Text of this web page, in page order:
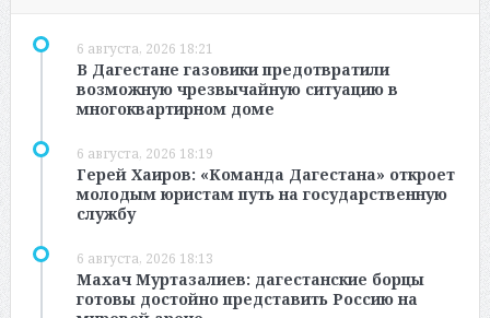
6 августа, 2026 18:21
В Дагестане газовики предотвратили
возможную чрезвычайную ситуацию в
многоквартирном доме
6 августа, 2026 18:19
Герей Хаиров: «Команда Дагестана» откроет
молодым юристам путь на государственную
службу
6 августа, 2026 18:13
Махач Муртазалиев: дагестанские борцы
готовы достойно представить Россию на